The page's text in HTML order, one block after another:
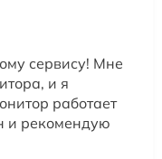
сервису! Мне
и я
работает
и рекомендую